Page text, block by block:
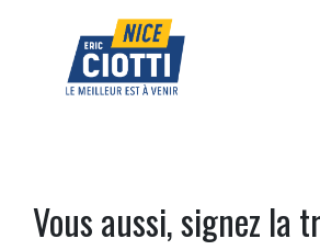
Vous aussi, signez la